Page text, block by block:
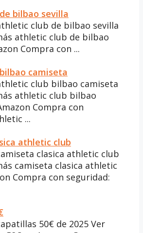
bilbao sevilla
club de bilbao sevilla
athletic club de bilbao
Compra con ...
camiseta
club bilbao camiseta
athletic club bilbao
Compra con
...
athletic club
clasica athletic club
camiseta clasica athletic
Compra con seguridad:
50€ de 2025 Ver